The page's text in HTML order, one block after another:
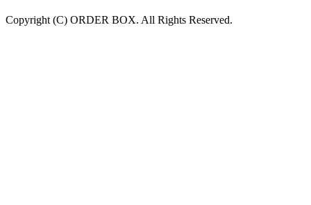
Copyright (C) ORDER BOX. All Rights Reserved.